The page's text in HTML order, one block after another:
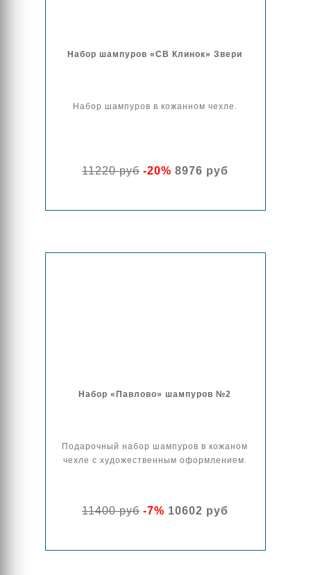
Набор шампуров «СВ Клинок» Звери
Набор шампуров в кожанном чехле.
11220 руб-20% 8976 руб
Набор «Павлово» шампуров №2
Подарочный набор шампуров в кожаном
чехле с художественным оформлением.
11400 руб-7% 10602 руб